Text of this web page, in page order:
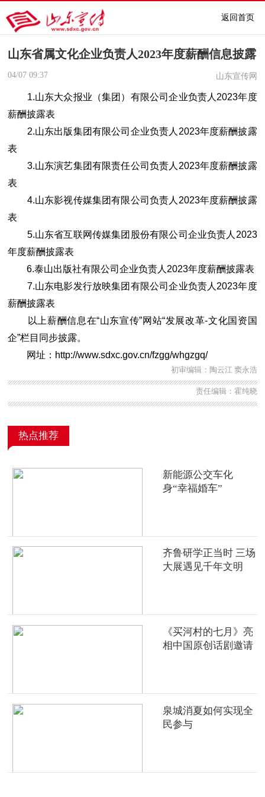
返回首页
山东省属文化企业负责人2023年度薪酬信息披露
04/07 09:37 山东宣传网
1.山东大众报业（集团）有限公司企业负责人2023年度
薪酬披露表
2.山东出版集团有限公司企业负责人2023年度薪酬披露
表
3.山东演艺集团有限责任公司负责人2023年度薪酬披露
表
4.山东影视传媒集团有限公司负责人2023年度薪酬披露
表
5.山东省互联网传媒集团股份有限公司企业负责人2023
年度薪酬披露表
6.泰山出版社有限公司企业负责人2023年度薪酬披露表
7.山东电影发行放映集团有限公司企业负责人2023年度
薪酬披露表
以上薪酬信息在“山东宣传”网站“发展改革-文化国资国
企”栏目同步披露。
网址：http://www.sdxc.gov.cn/fzgg/whgzgq/
初审编辑：陶云江 窦永浩
责任编辑：霍纯晓
热点推荐
新能源公交车化
身“幸福婚车”
齐鲁研学正当时 三场
大展遇见千年文明
《买河村的七月》亮
相中国原创话剧邀请
泉城消夏如何实现全
民参与